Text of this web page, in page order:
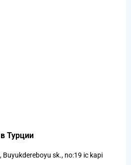
Турции
sk., no:19 ic kapi